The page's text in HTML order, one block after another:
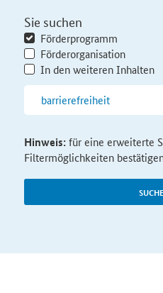
Sie suchen
Förderprogramm
Förderorganisation
In den weiteren Inhalten
Hinweis:für eine erweiterte
Filtermöglichkeiten